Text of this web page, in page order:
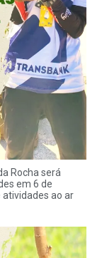
Rocha será
em 6 de
atividades ao ar